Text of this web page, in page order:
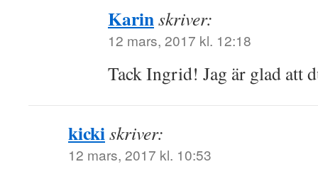
Karinskriver:
12 mars, 2017 kl. 12:18
Tack Ingrid! Jag är glad att
kickiskriver:
12 mars, 2017 kl. 10:53